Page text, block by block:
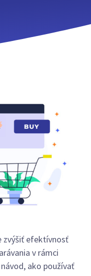
zvýšiť efektívnosť
v rámci
ako používať